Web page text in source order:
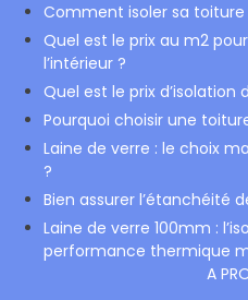
Comment isoler sa toiture
Quel est le prix au m2
l’intérieur ?
Quel est le prix d’isolation
Pourquoi choisir une
Laine de verre : le choix
?
Bien assurer l’étanchéité
Laine de verre 100mm :
performance thermique
A